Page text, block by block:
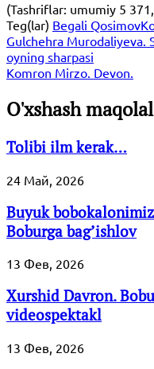
(Tashriflar: umumiy 5
Teg(lar) Begali Qosimov
Gulchehra Murodaliyeva.
oyning sharpasi
Komron Mirzo. Devon.
O'xshash
Tolibi ilm kerak…
24 Май, 2026
Buyuk
Boburga bag’ishlov
13 Фев, 2026
Xurshid Davron.
videospektakl
13 Фев, 2026